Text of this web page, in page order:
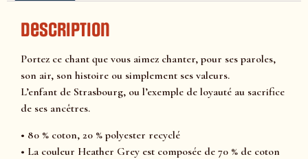
Description
Portez ce chant que vous aimez chanter, pour ses paroles,
son air, son histoire ou simplement ses valeurs.
L’enfant de Strasbourg, ou l’exemple de loyauté au sacrifice
de ses ancêtres.
• 80 % coton, 20 % polyester recyclé
• La couleur Heather Grey est composée de 70 % de coton